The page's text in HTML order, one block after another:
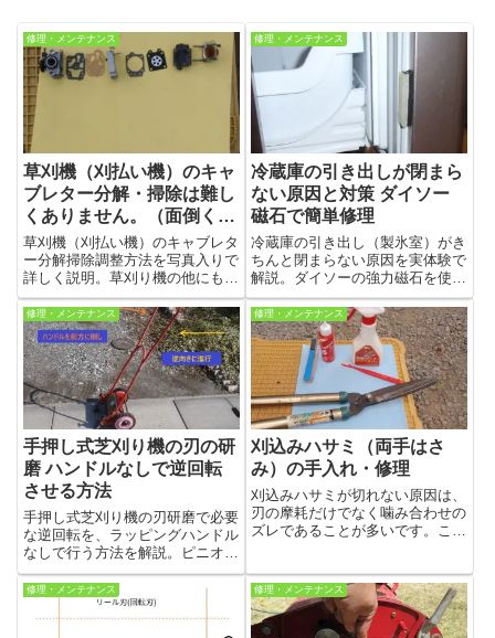
修理・メンテナンス
草刈機（刈払い機）のキャ
ブレター分解・掃除は難し
くありません。（面倒くさ
いかもしれないけれど）
草刈機（刈払い機）のキャブレタ
ー分解掃除調整方法を写真入りで
詳しく説明。草刈り機の他にもエ
ンジンポンプやエンジン噴霧器
他、タンクがキャブレターの下に
付いている機械は大体同じです。
部品交換が必要な場合が有ります
が、作業は簡単です。
修理・メンテナンス
冷蔵庫の引き出しが閉まら
ない原因と対策 ダイソー
磁石で簡単修理
冷蔵庫の引き出し（製氷室）がき
ちんと閉まらない原因を実体験で
解説。ダイソーの強力磁石を使っ
た簡単な修理方法を写真付きで紹
介します。工具ほぼ不要で誰でも
再現可能です。
修理・メンテナンス
手押し式芝刈り機の刃の研
磨 ハンドルなしで逆回転
させる方法
手押し式芝刈り機の刃研磨で必要
な逆回転を、ラッピングハンドル
なしで行う方法を解説。ピニオン
ギアの組み替え手順を写真付きで
紹介。注意点や失敗しないコツも
わかります。
修理・メンテナンス
刈込みハサミ（両手はさ
み）の手入れ・修理
刈込みハサミが切れない原因は、
刃の摩耗だけでなく噛み合わせの
ズレであることが多いです。この
で、実体験をもとにわかりやすく
解説します。
修理・メンテナンス 修理・メンテナンス